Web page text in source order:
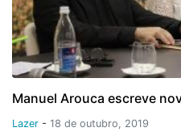
Manuel Arouca escreve
Lazer - 18 de outubro, 2019